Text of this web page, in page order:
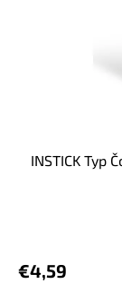
INSTICK Typ
€4,59